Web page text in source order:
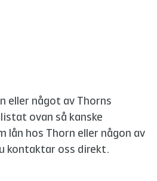
eller något av Thorns
ovan så kanske
hos Thorn eller någon av
kontaktar oss direkt.